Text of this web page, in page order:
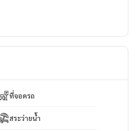
อนโด 840 เมตร (ขับรถ 9 นาที)
– 1 กิโลเมตร (ขับรถ 11 นาที)
ที่จอดรถ
สระว่ายน้ำ